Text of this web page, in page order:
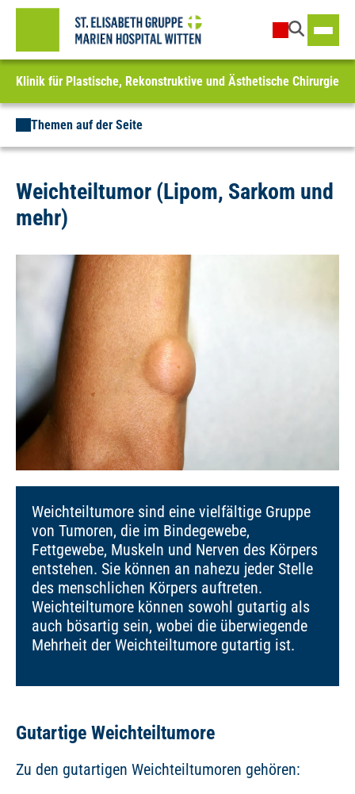
Klinik für Plastische, Rekonstruktive und Ästhetische Chirurgie
Themen auf der Seite
Weichteiltumor (Lipom, Sarkom und
mehr)
Weichteiltumore sind eine vielfältige Gruppe
von Tumoren, die im Bindegewebe,
Fettgewebe, Muskeln und Nerven des Körpers
entstehen. Sie können an nahezu jeder Stelle
des menschlichen Körpers auftreten.
Weichteiltumore können sowohl gutartig als
auch bösartig sein, wobei die überwiegende
Mehrheit der Weichteiltumore gutartig ist.
Gutartige Weichteiltumore
Zu den gutartigen Weichteiltumoren gehören: